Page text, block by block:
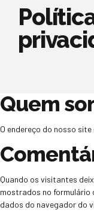
Quem
O endereço do nosso
Quando os visitantes
mostrados no formulário
dados do navegador do